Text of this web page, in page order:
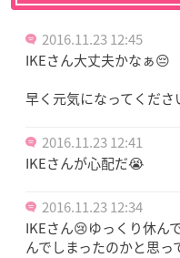
2016.11.23 12:45
IKEさん大丈夫かなぁ😔
早く元気になってくださ
2016.11.23 12:41
IKEさんが心配だ😭
2016.11.23 12:34
IKEさん😢ゆっくり休ん
んでしまったのかと思っ